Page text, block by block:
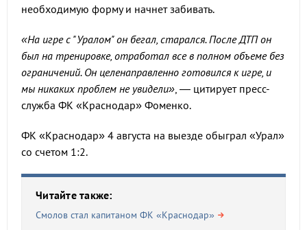
необходимую форму и начнет забивать.
«На игре с "Уралом" он бегал, старался. После ДТП он
был на тренировке, отработал все в полном объеме без
ограничений. Он целенаправленно готовился к игре, и
мы никаких проблем не увидели», — цитирует пресс-
служба ФК «Краснодар» Фоменко.
ФК «Краснодар» 4 августа на выезде обыграл «Урал»
со счетом 1:2.
Читайте также:
Смолов стал капитаном ФК «Краснодар»